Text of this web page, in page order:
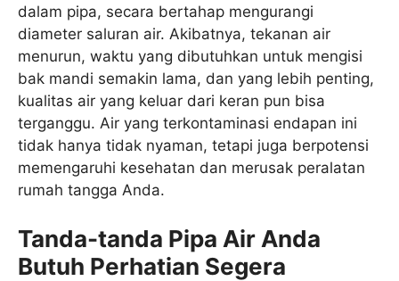
dalam pipa, secara bertahap mengurangi
diameter saluran air. Akibatnya, tekanan air
menurun, waktu yang dibutuhkan untuk mengisi
bak mandi semakin lama, dan yang lebih penting,
kualitas air yang keluar dari keran pun bisa
terganggu. Air yang terkontaminasi endapan ini
tidak hanya tidak nyaman, tetapi juga berpotensi
memengaruhi kesehatan dan merusak peralatan
rumah tangga Anda.
Tanda-tanda Pipa Air Anda
Butuh Perhatian Segera